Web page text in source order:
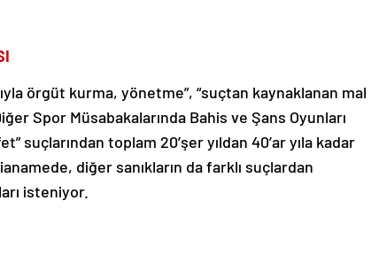
örgüt kurma, yönetme”, “suçtan kaynaklanan mal
Spor Müsabakalarında Bahis ve Şans Oyunları
suçlarından toplam 20’şer yıldan 40’ar yıla kadar
diğer sanıkların da farklı suçlardan
isteniyor.